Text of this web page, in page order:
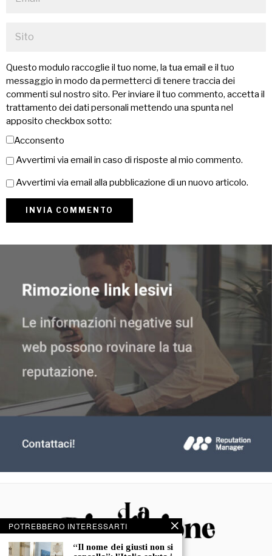
Questo modulo raccoglie il tuo nome, la tua email e il tuo
messaggio in modo da permetterci di tenere traccia dei
commenti sul nostro sito. Per inviare il tuo commento, accetta il
trattamento dei dati personali mettendo una spunta nel
apposito checkbox sotto:
Acconsento
Avvertimi via email in caso di risposte al mio commento.
Avvertimi via email alla pubblicazione di un nuovo articolo.
POTREBBERO INTERESSARTI
“Il nome dei giusti non si